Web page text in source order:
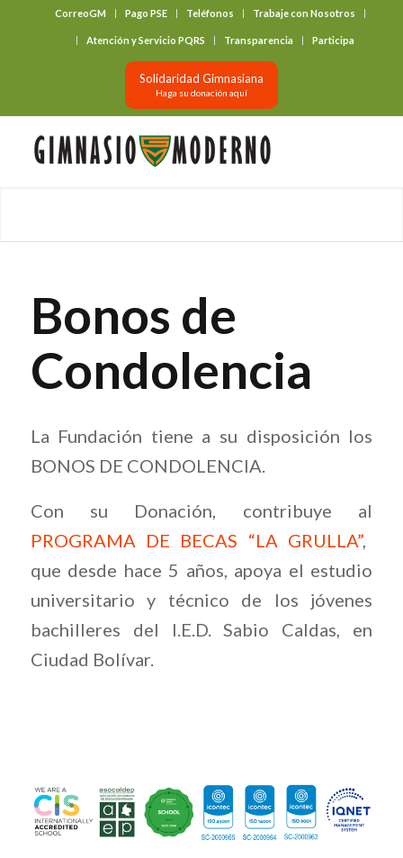
CorreoGM Pago PSE Teléfonos Trabaje con Nosotros
Atención y Servicio PQRS Transparencia Participa
Solidaridad Gimnasiana
Haga su donación aquí
Bonos de
Condolencia
La Fundación tiene a su disposición los
BONOS DE CONDOLENCIA.
Con su Donación, contribuye al
PROGRAMA DE BECAS “LA GRULLA”,
que desde hace 5 años, apoya el estudio
universitario y técnico de los jóvenes
bachilleres del I.E.D. Sabio Caldas, en
Ciudad Bolívar.